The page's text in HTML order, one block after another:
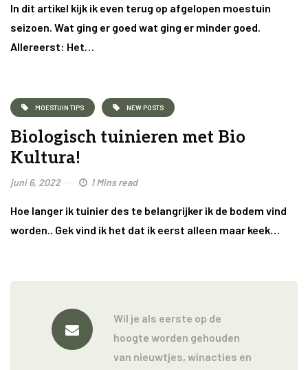
In dit artikel kijk ik even terug op afgelopen moestuin
seizoen. Wat ging er goed wat ging er minder goed.
Allereerst: Het…
MOESTUIN TIPS NEW POSTS
Biologisch tuinieren met Bio
Kultura!
juni 6, 2022 1 Mins read
Hoe langer ik tuinier des te belangrijker ik de bodem vind
worden.. Gek vind ik het dat ik eerst alleen maar keek…
Wil je als eerste op de
hoogte worden gehouden
van nieuwtjes, winacties en